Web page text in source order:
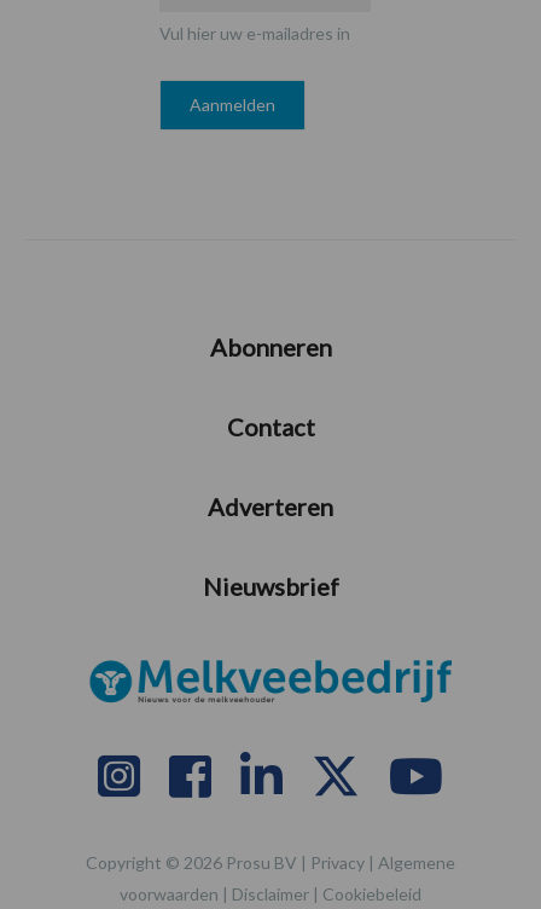
Vul hier uw e-mailadres in
Abonneren
Contact
Adverteren
Nieuwsbrief
Copyright © 2026 Prosu BV | Privacy | Algemene
voorwaarden | Disclaimer | Cookiebeleid